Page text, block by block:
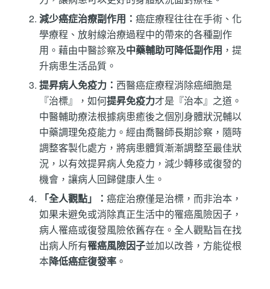
減少癌症治療副作用： 癌症療程往往在手術、化
學療程、放射線治療過程中的帶來的各種副作
用。藉由中醫診察及中藥輔助可降低副作用 ，提
升病患生活品質。
提昇病人免疫力： 西醫癌症療程消除癌細胞是
『治標』，如何提昇免疫力才是『治本』之道。
中醫輔助療法根據病患癒後之個別身體狀況輔以
中藥調理免疫能力。經由喬醫師長期診察，隨時
調整客製化處方，將病患體質漸漸調整至最佳狀
況，以有效提昇病人免疫力，減少轉移或復發的
機會，讓病人回歸健康人生。
「全人觀點」： 癌症治療僅是治標，而非治本，
如果未避免或消除真正生活中的罹癌風險因子，
病人罹癌或復發風險依舊存在。全人觀點旨在找
出病人所有罹癌風險因子並加以改善，方能從根
本降低癌症復發率。